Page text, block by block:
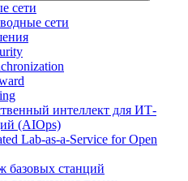
сети
сети
интеллект для ИТ-
(AIOps)
Lab-as-a-Service for Open
базовых станций